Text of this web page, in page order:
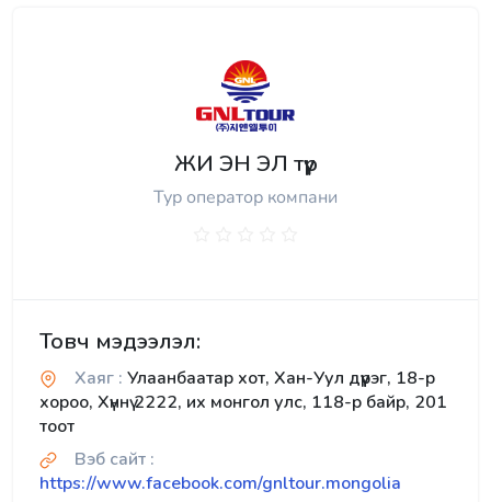
ЖИ ЭН ЭЛ түүр
Тур оператор компани
Товч мэдээлэл:
Хаяг : Улаанбаатар хот, Хан-Уул дүүрэг, 18-р
хороо, Хүннү 2222, их монгол улс, 118-р байр, 201
тоот
Вэб сайт :
https://www.facebook.com/gnltour.mongolia